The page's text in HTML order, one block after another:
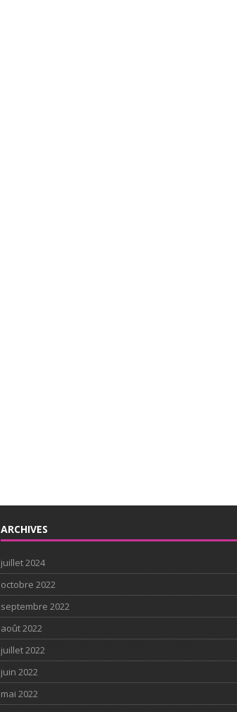
ARCHIVES
juillet 2024
octobre 2022
septembre 2022
août 2022
juillet 2022
juin 2022
mai 2022